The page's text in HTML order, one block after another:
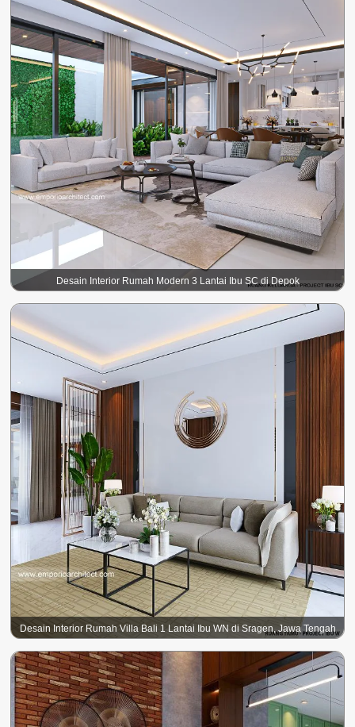
Desain Interior Rumah Modern 3 Lantai Ibu SC di Depok
Desain Interior Rumah Villa Bali 1 Lantai Ibu WN di Sragen, Jawa Tengah